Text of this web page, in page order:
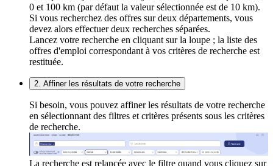
0 et 100 km (par défaut la valeur sélectionnée est de 10 km).
Si vous recherchez des offres sur deux départements, vous
devez alors effectuer deux recherches séparées.
Lancez votre recherche en cliquant sur la loupe ; la liste des
offres d'emploi correspondant à vos critères de recherche est
restituée.
2. Affiner les résultats de votre recherche
Si besoin, vous pouvez affiner les résultats de votre recherche
en sélectionnant des filtres et critères présents sous les critères
de recherche.
La recherche est relancée avec le filtre quand vous cliquez sur